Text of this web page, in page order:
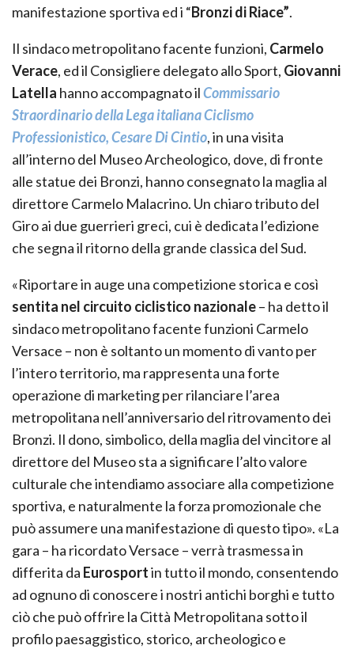
manifestazione sportiva ed i “Bronzi di Riace”.
Il sindaco metropolitano facente funzioni, Carmelo
Verace, ed il Consigliere delegato allo Sport, Giovanni
Latella hanno accompagnato ilCommissario
Straordinario della Lega italiana Ciclismo
Professionistico, Cesare Di Cintio, in una visita
all’interno del Museo Archeologico, dove, di fronte
alle statue dei Bronzi, hanno consegnato la maglia al
direttore Carmelo Malacrino. Un chiaro tributo del
Giro ai due guerrieri greci, cui è dedicata l’edizione
che segna il ritorno della grande classica del Sud.
«Riportare in auge una competizione storica e così
sentita nel circuito ciclistico nazionale– ha detto il
sindaco metropolitano facente funzioni Carmelo
Versace – non è soltanto un momento di vanto per
l’intero territorio, ma rappresenta una forte
operazione di marketing per rilanciare l’area
metropolitana nell’anniversario del ritrovamento dei
Bronzi. Il dono, simbolico, della maglia del vincitore al
direttore del Museo sta a significare l’alto valore
culturale che intendiamo associare alla competizione
sportiva, e naturalmente la forza promozionale che
può assumere una manifestazione di questo tipo». «La
gara – ha ricordato Versace – verrà trasmessa in
differita da Eurosportin tutto il mondo, consentendo
ad ognuno di conoscere i nostri antichi borghi e tutto
ciò che può offrire la Città Metropolitana sotto il
profilo paesaggistico, storico, archeologico e